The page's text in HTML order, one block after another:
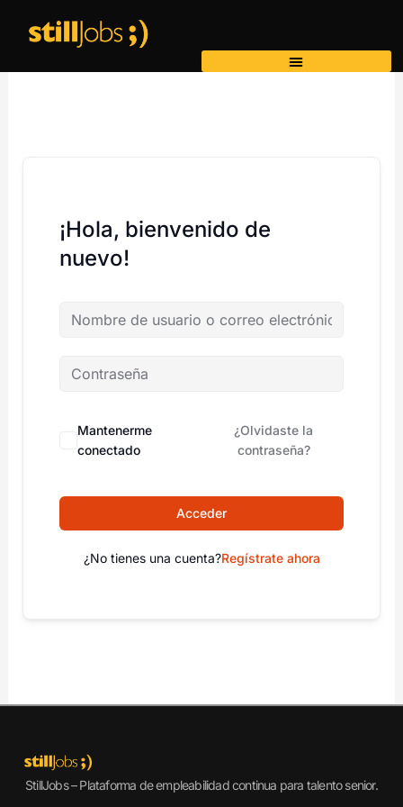
¡Hola, bienvenido de
nuevo!
Mantenerme
conectado
¿Olvidaste la
contraseña?
Acceder
¿No tienes una cuenta?Regístrate ahora
StillJobs – Plataforma de empleabilidad continua para talento senior.